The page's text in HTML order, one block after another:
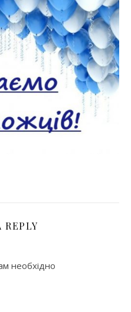
REPLY
необхідно